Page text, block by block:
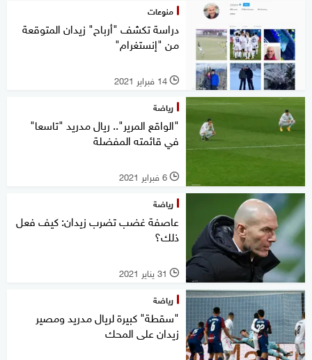
منوعات
دراسة تكشف "أرباح" زيدان المتوقعة
من "إنستغرام"
l 14 فبراير 2021
رياضة
"الواقع المرير".. ريال مدريد "تاسعا"
في قائمته المفضلة
l 6 فبراير 2021
رياضة
عاصفة غضب تضرب زيدان: كيف فعل
ذلك؟
l 31 يناير 2021
رياضة
"سقطة" كبيرة لريال مدريد ومصير
زيدان على المحك